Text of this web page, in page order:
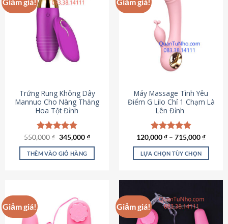
Trứng Rung Không Dây
Mannuo Cho Nàng Thăng
Hoa Tột Đỉnh
Được xếp
hạng4.81
5 sao
550,000₫ Giá
là:
550,000 ₫.
345,000₫Giá
tại
THÊM VÀO GIỎ HÀNG
Máy Massage Tình Yêu
Điểm G Lilo Chỉ 1 Chạm Là
Lên Đỉnh
Được xếp
hạng4.85
5 sao
120,000₫ – 715,000₫
LỰA CHỌN TÙY CHỌN
có
nhiều
biến
Giảm giá! Giảm giá!